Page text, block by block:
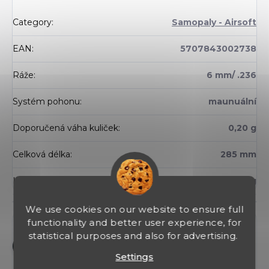
We use cookies on our website to ensure full
functionality and better user experience, for
statistical purposes and also for advertising.
Settings
Category: Samopaly - Airsoft
EAN : 5707843002738
Ráže: 6 mm/ .236
Systém pohonu: maunuální
Doporučená váha kuliček: 0,20 g
Celková délka: 285 mm
Hmotnost 610 g
Discussion